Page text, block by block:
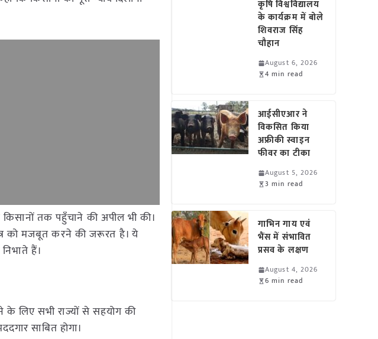
तक पहुँचाने की अपील भी की।
को मजबूत करने की जरूरत है। ये
हैं।
लिए सभी राज्यों से सहयोग की
साबित होगा।
कृषि विश्वविद्यालय
के कार्यक्रम में बोले
शिवराज सिंह
चौहान
August 6, 2026
4 min read
आईसीएआर ने
विकसित किया
अफ्रीकी स्वाइन
फीवर का टीका
August 5, 2026
3 min read
गाभिन गाय एवं
भैंस में संभावित
प्रसव के लक्षण
August 4, 2026
6 min read